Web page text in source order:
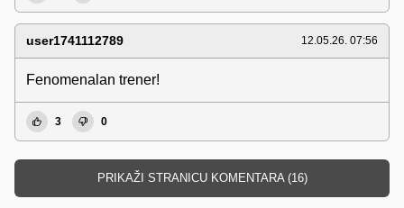
user1741112789 12.05.26. 07:56
Fenomenalan trener!
3 0
PRIKAŽI STRANICU KOMENTARA (16)